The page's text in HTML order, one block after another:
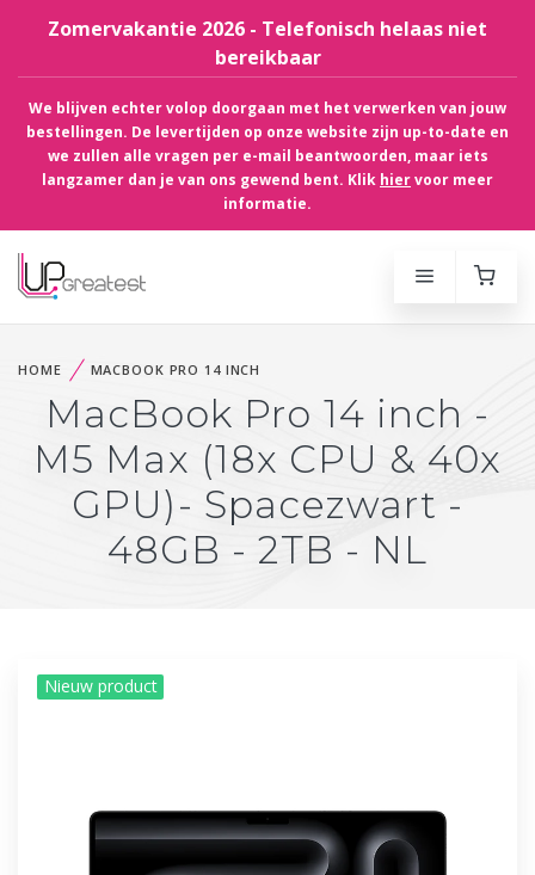
Zomervakantie 2026 - Telefonisch helaas niet
bereikbaar
We blijven echter volop doorgaan met het verwerken van jouw
bestellingen. De levertijden op onze website zijn up-to-date en
we zullen alle vragen per e-mail beantwoorden, maar iets
langzamer dan je van ons gewend bent. Klik hiervoor meer
informatie.
HOME MACBOOK PRO 14 INCH
MacBook Pro 14 inch -
M5 Max (18x CPU & 40x
GPU)- Spacezwart -
48GB - 2TB - NL
Nieuw product